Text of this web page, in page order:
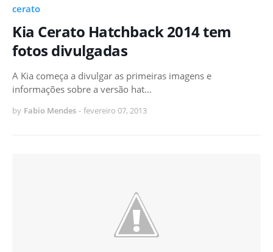
cerato
Kia Cerato Hatchback 2014 tem
fotos divulgadas
A Kia começa a divulgar as primeiras imagens e
informações sobre a versão hat…
by Fabio Mendes - fevereiro 07, 2013